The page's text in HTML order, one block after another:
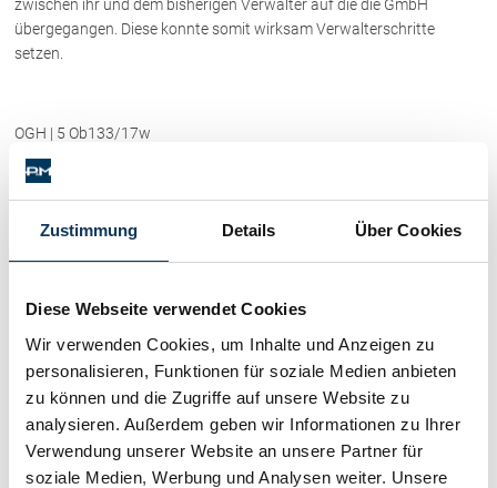
Zustimmung Details Über Cookies
Diese Webseite verwendet Cookies
Wir verwenden Cookies, um Inhalte und Anzeigen zu
personalisieren, Funktionen für soziale Medien anbieten
zu können und die Zugriffe auf unsere Website zu
analysieren. Außerdem geben wir Informationen zu Ihrer
Verwendung unserer Website an unsere Partner für
soziale Medien, Werbung und Analysen weiter. Unsere
FAQ
Unternehmensnachfolge in der
Familie
Check dein Recht/Erbrecht
Schenkung von Immobilien
Checklisten: Haus-, Wohnungs- und
Checkliste: GmbH-Gründung
Checkliste: Gewerbeanm. durch jur.
Person
Kontakt
zwischen ihr und dem bisherigen Verwalter auf die die GmbH
übergegangen. Diese konnte somit wirksam Verwalterschritte
setzen.
OGH | 5 Ob133/17w
(obiger Text entstammt teilweise oder gänzlich aus der vom OGH
veröffentlichten Entscheidungs-Kurzfassung)
Immobilienrecht / Mietrecht / Ferienwohnungen (268)
Skirecht / Sportrecht (103)
Wirtschaftsrecht / Gesellschaftsrecht (382)